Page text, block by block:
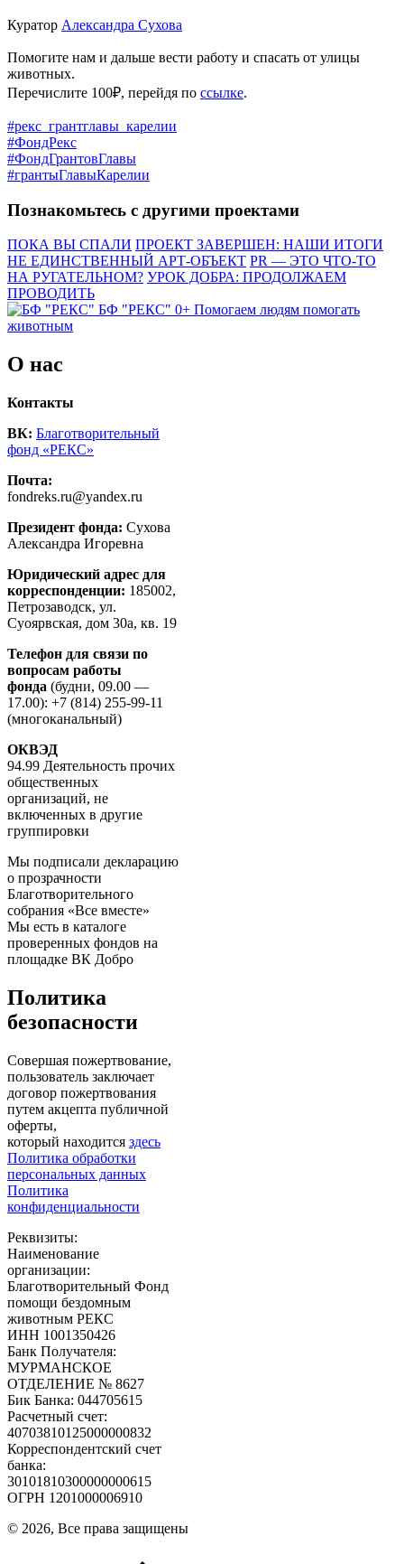
Куратор Александра Сухова
Помогите нам и дальше вести работу и спасать от улицы
животных.
Перечислите 100₽, перейдя по ссылке.
#рекс_грантглавы_карелии
#ФондРекс
#ФондГрантовГлавы
#грантыГлавыКарелии
Познакомьтесь с другими проектами
ПОКА ВЫ СПАЛИ ПРОЕКТ ЗАВЕРШЕН: НАШИ ИТОГИ
НЕ ЕДИНСТВЕННЫЙ АРТ-ОБЪЕКТ PR — ЭТО ЧТО-ТО
НА РУГАТЕЛЬНОМ? УРОК ДОБРА: ПРОДОЛЖАЕМ
ПРОВОДИТЬ
БФ "РЕКС" 0+ Помогаем людям помогать
животным
О нас
Контакты
ВК: Благотворительный
фонд «РЕКС»
Почта:
fondreks.ru@yandex.ru
Президент фонда: Сухова
Александра Игоревна
Юридический адрес для
корреспонденции: 185002,
Петрозаводск, ул.
Суоярвская, дом 30а, кв. 19
Телефон для связи по
вопросам работы
фонда (будни, 09.00 —
17.00): +7 (814) 255-99-11
(многоканальный)
ОКВЭД
94.99 Деятельность прочих
общественных
организаций, не
включенных в другие
группировки
Мы подписали декларацию
о прозрачности
Благотворительного
собрания «Все вместе»
Мы есть в каталоге
проверенных фондов на
площадке ВК Добро
Политика
безопасности
Совершая пожертвование,
пользователь заключает
договор пожертвования
путем акцепта публичной
оферты,
который находится здесь
Политика обработки
персональных данных
Политика
конфиденциальности
Реквизиты:
Наименование
организации:
Благотворительный Фонд
помощи бездомным
животным РЕКС
ИНН 1001350426
Банк Получателя:
МУРМАНСКОЕ
ОТДЕЛЕНИЕ № 8627
Бик Банка: 044705615
Расчетный счет:
40703810125000000832
Корреспондентский счет
банка:
30101810300000000615
ОГРН 1201000006910
© 2026, Все права защищены